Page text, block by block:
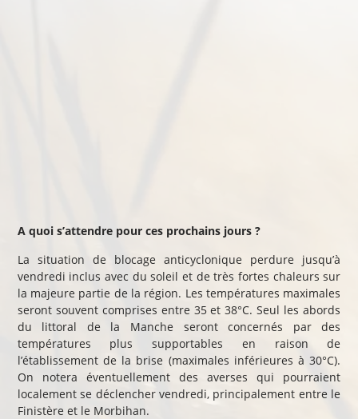
A quoi s’attendre pour ces prochains jours ?
La situation de blocage anticyclonique perdure jusqu’à
vendredi inclus avec du soleil et de très fortes chaleurs sur
la majeure partie de la région. Les températures maximales
seront souvent comprises entre 35 et 38°C. Seul les abords
du littoral de la Manche seront concernés par des
températures plus supportables en raison de
l’établissement de la brise (maximales inférieures à 30°C).
On notera éventuellement des averses qui pourraient
localement se déclencher vendredi, principalement entre le
Finistère et le Morbihan.